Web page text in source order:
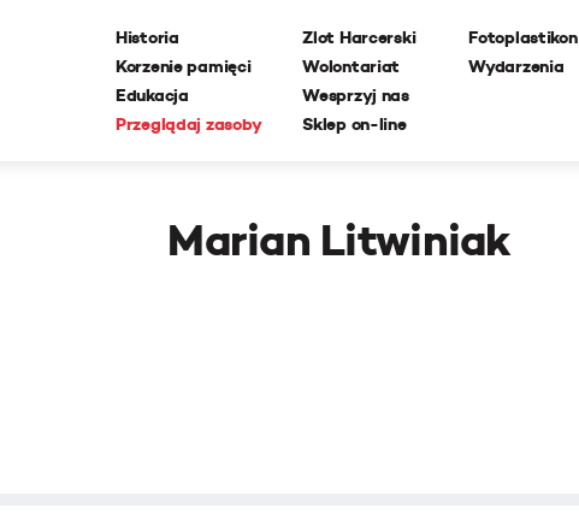
Historia
Korzenie pamięci
Edukacja
Przeglądaj zasoby
Zlot Harcerski
Wolontariat
Wesprzyj nas
Sklep on-line
Fotoplastikon
Wydarzenia
Marian Litwiniak